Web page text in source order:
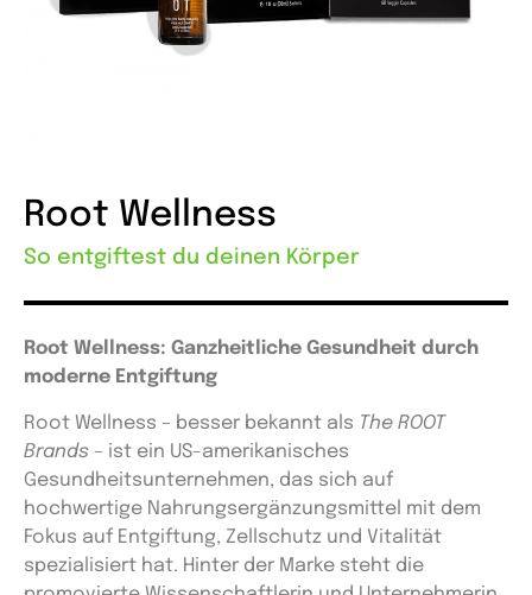
Root Wellness
So entgiftest du deinen Körper
Root Wellness: Ganzheitliche Gesundheit durch
moderne Entgiftung
Root Wellness – besser bekannt als The ROOT
Brands – ist ein US-amerikanisches
Gesundheitsunternehmen, das sich auf
hochwertige Nahrungsergänzungsmittel mit dem
Fokus auf Entgiftung, Zellschutz und Vitalität
spezialisiert hat. Hinter der Marke steht die